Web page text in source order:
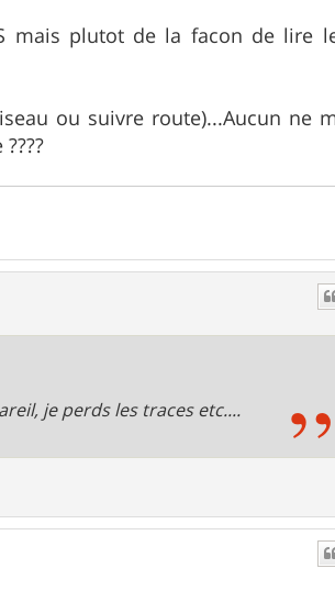
mais plutot de la facon de lire
ou suivre route)...Aucun ne
je perds les traces etc....